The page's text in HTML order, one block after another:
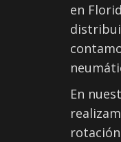
en
En